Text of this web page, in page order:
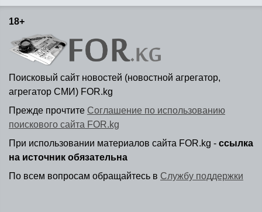
18+
Поисковый сайт новостей (новостной агрегатор,
агрегатор СМИ) FOR.kg
Прежде прочтите Соглашение по использованию
поискового сайта FOR.kg
При использовании материалов сайта FOR.kg - ссылка
на источник обязательна
По всем вопросам обращайтесь в Службу поддержки